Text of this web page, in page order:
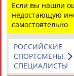
Рамазан
АБДУЛАЕВ
Камалудин
Если вы нашли
недостающую
самостоятельно
РОССИЙСКИЕ
СПОРТСМЕНЫ,
СПЕЦИАЛИСТЫ